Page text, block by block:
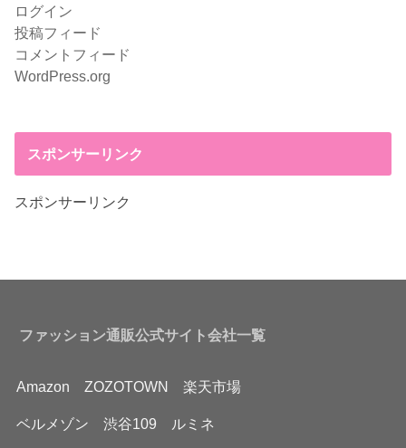
ログイン
投稿フィード
コメントフィード
WordPress.org
スポンサーリンク
スポンサーリンク
ファッション通販公式サイト会社一覧
Amazon ZOZOTOWN 楽天市場
ベルメゾン 渋谷109 ルミネ